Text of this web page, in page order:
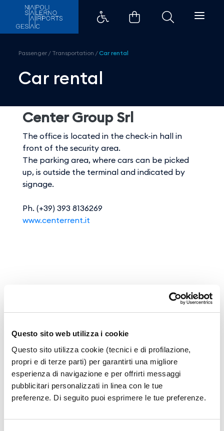
Questo sito web utilizza i cookie
Questo sito utilizza cookie (tecnici e di profilazione,
propri e di terze parti) per garantirti una migliore
esperienza di navigazione e per offrirti messaggi
pubblicitari personalizzati in linea con le tue
preferenze. Di seguito puoi esprimere le tue preferenze.
Noleggio Auto Aeroporto di
Passenger / Transportation /Car rental
Car rental
Center Group Srl
The office is located in the check-in hall in
front of the security area.
The parking area, where cars can be picked
up, is outside the terminal and indicated by
signage.
Ph. (+39) 393 8136269
www.centerrent.it